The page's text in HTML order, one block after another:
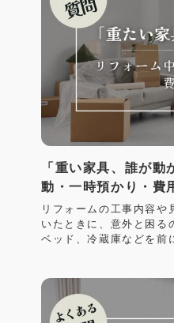
「重い家具、誰が
動・一時預かり・費
リフォームの工事内容
いたときに、意外と困る
ベッド、冷蔵庫などを前